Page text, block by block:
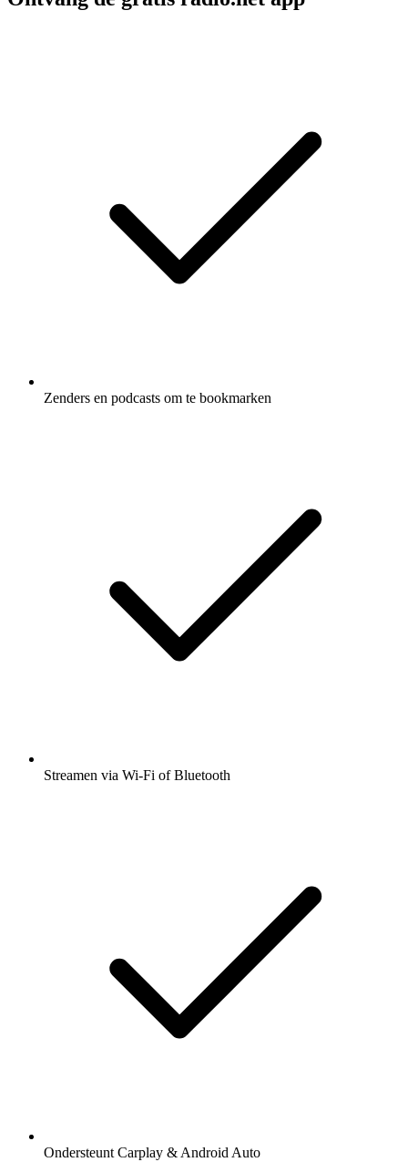
Zenders en podcasts om te bookmarken
Streamen via Wi-Fi of Bluetooth
Ondersteunt Carplay & Android Auto